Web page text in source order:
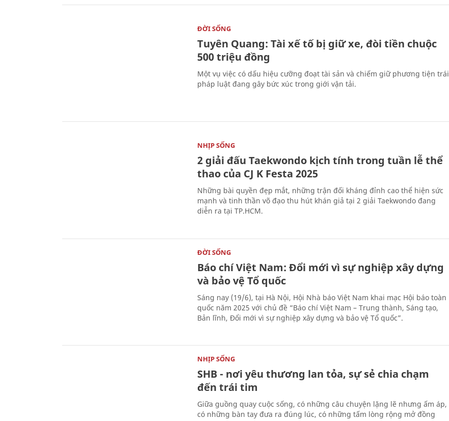
ĐỜI SỐNG
Tuyên Quang: Tài xế tố bị giữ xe, đòi tiền chuộc
500 triệu đồng
Một vụ việc có dấu hiệu cưỡng đoạt tài sản và chiếm giữ phương tiện trái
pháp luật đang gây bức xúc trong giới vận tải.
NHỊP SỐNG
2 giải đấu Taekwondo kịch tính trong tuần lễ thể
thao của CJ K Festa 2025
Những bài quyền đẹp mắt, những trận đối kháng đỉnh cao thể hiện sức
mạnh và tinh thần võ đạo thu hút khán giả tại 2 giải Taekwondo đang
diễn ra tại TP.HCM.
ĐỜI SỐNG
Báo chí Việt Nam: Đổi mới vì sự nghiệp xây dựng
và bảo vệ Tổ quốc
Sáng nay (19/6), tại Hà Nội, Hội Nhà báo Việt Nam khai mạc Hội báo toàn
quốc năm 2025 với chủ đề “Báo chí Việt Nam – Trung thành, Sáng tạo,
Bản lĩnh, Đổi mới vì sự nghiệp xây dựng và bảo vệ Tổ quốc”.
NHỊP SỐNG
SHB - nơi yêu thương lan tỏa, sự sẻ chia chạm
đến trái tim
Giữa guồng quay cuộc sống, có những câu chuyện lặng lẽ nhưng ấm áp,
có những bàn tay đưa ra đúng lúc, có những tấm lòng rộng mở đồng